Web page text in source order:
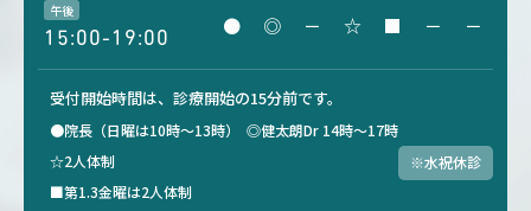
午後
15:00-19:00
● ◎ － ☆ ■ － －
受付開始時間は、診療開始の15分前です。
●院長（日曜は10時～13時） ◎健太朗Dr 14時～17時
☆2人体制
■第1.3金曜は2人体制
※水祝休診